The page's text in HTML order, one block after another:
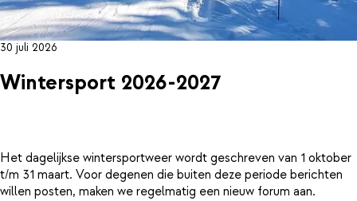
30 juli 2026
Wintersport 2026-2027
Het dagelijkse wintersportweer wordt geschreven van 1 oktober
t/m 31 maart. Voor degenen die buiten deze periode berichten
willen posten, maken we regelmatig een nieuw forum aan.